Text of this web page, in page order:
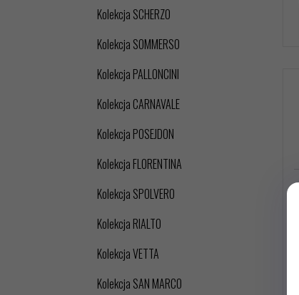
Kolekcja SCHERZO
Kolekcja SOMMERSO
Kolekcja PALLONCINI
Kolekcja CARNAVALE
Kolekcja POSEJDON
Kolekcja FLORENTINA
Kolekcja SPOLVERO
Kolekcja RIALTO
Kolekcja VETTA
Kolekcja SAN MARCO